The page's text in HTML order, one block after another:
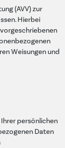
(AVV) zur
Hierbei
Weisungen und
persönlichen
Daten